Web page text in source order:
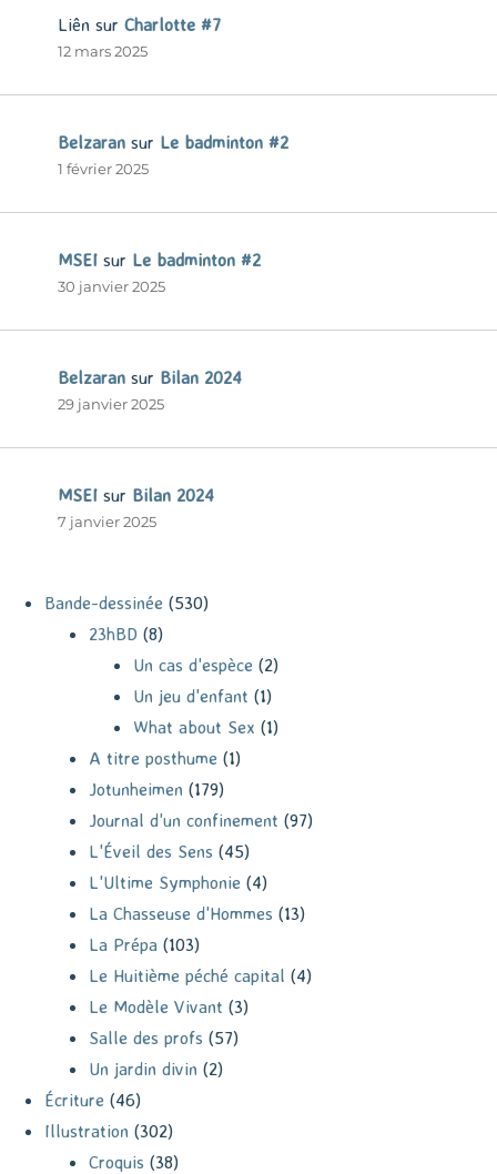
Liên sur Charlotte #7
12 mars 2025
Belzaran sur Le badminton #2
1 février 2025
MSEI sur Le badminton #2
30 janvier 2025
Belzaran sur Bilan 2024
29 janvier 2025
MSEI sur Bilan 2024
7 janvier 2025
Bande-dessinée (530)
23hBD (8)
Un cas d'espèce (2)
Un jeu d'enfant (1)
What about Sex (1)
A titre posthume (1)
Jotunheimen (179)
Journal d'un confinement (97)
L'Éveil des Sens (45)
L'Ultime Symphonie (4)
La Chasseuse d'Hommes (13)
La Prépa (103)
Le Huitième péché capital (4)
Le Modèle Vivant (3)
Salle des profs (57)
Un jardin divin (2)
Écriture (46)
Illustration (302)
Croquis (38)